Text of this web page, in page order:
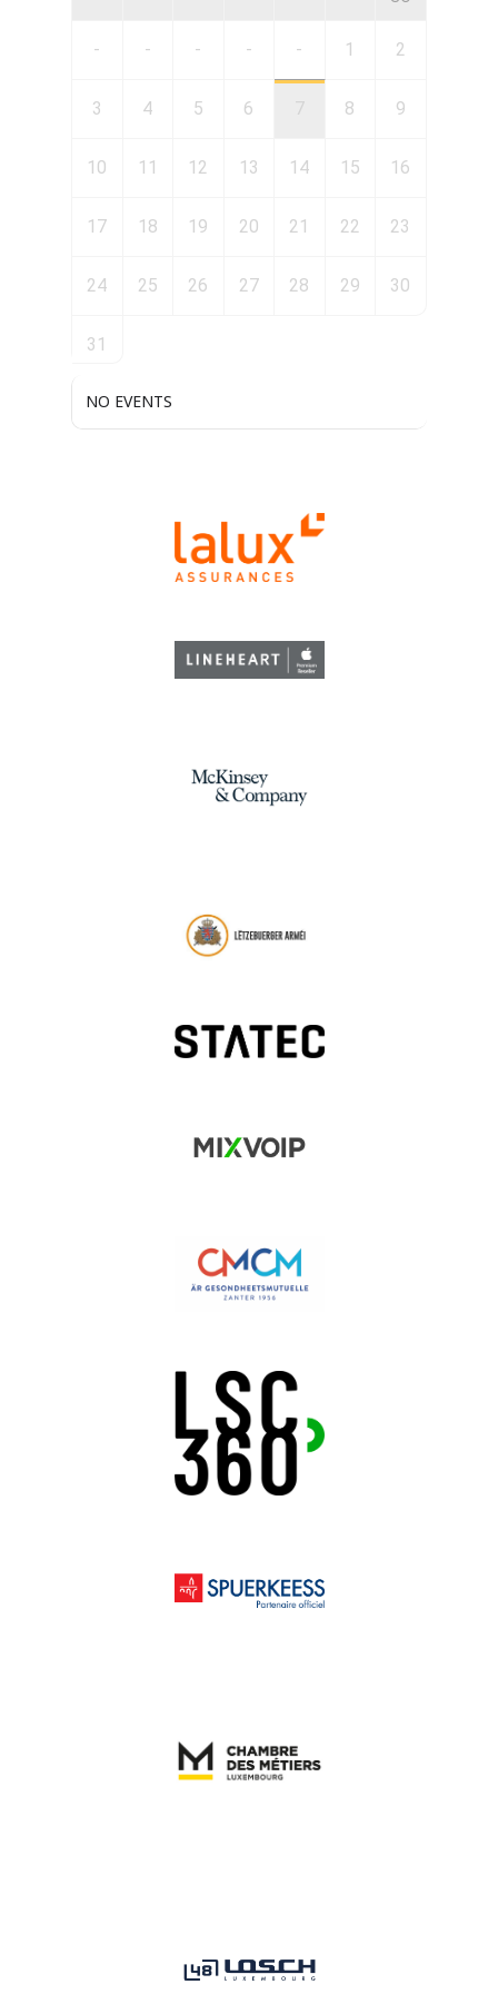
- - - - - 1 2
3 4 5 6 7 8 9
10 11 12 13 14 15 16
17 18 19 20 21 22 23
24 25 26 27 28 29 30
31
NO EVENTS